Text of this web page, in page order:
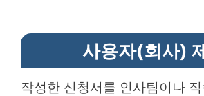
사용자(회사)
작성한 신청서를 인사팀이나